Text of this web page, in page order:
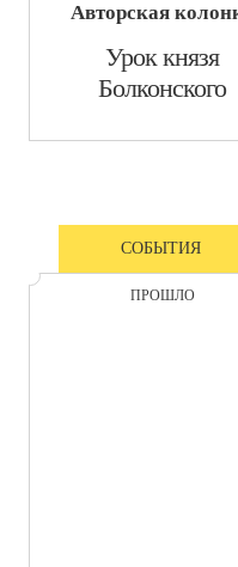
Авторская
​Урок князя
Болконского
СОБЫТИЯ
ПРОШЛО